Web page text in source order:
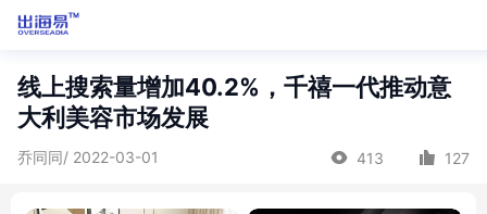
线上搜索量增加40.2%，千禧一代推动意
大利美容市场发展
乔同同/ 2022-03-01 413 127